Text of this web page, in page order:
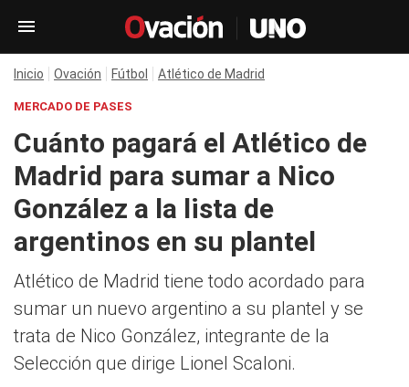
Inicio Ovación Fútbol Atlético de Madrid
MERCADO DE PASES
Cuánto pagará el Atlético de
Madrid para sumar a Nico
González a la lista de
argentinos en su plantel
Atlético de Madrid tiene todo acordado para
sumar un nuevo argentino a su plantel y se
trata de Nico González, integrante de la
Selección que dirige Lionel Scaloni.